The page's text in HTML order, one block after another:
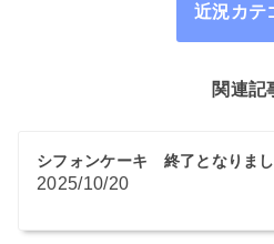
近況カテ
関連記
シフォンケーキ 終了となりま
2025/10/20